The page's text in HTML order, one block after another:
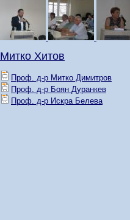
Митко Хитов
Проф. д-р Митко Димитров
Проф. д-р Боян Дуранкев
Проф. д-р Искра Белева